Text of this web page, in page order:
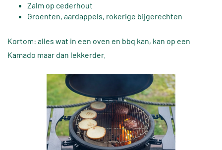
Zalm op cederhout
Groenten, aardappels, rokerige bijgerechten
Kortom: alles wat in een oven en bbq kan, kan op een
Kamado maar dan lekkerder.